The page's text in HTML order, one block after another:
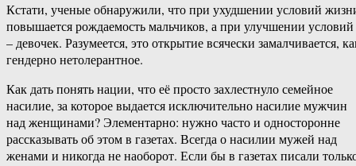
Кстати, ученые обнаружили, что при ухудшении условий
повышается рождаемость мальчиков, а при улучшении условий
– девочек. Разумеется, это открытие всячески замалчивается,
гендерно нетолерантное.
Как дать понять нации, что её просто захлестнуло семейное
насилие, за которое выдается исключительно насилие мужчин
над женщинами? Элементарно: нужно часто и односторонне
рассказывать об этом в газетах. Всегда о насилии мужей над
женами и никогда не наоборот. Если бы в газетах писали